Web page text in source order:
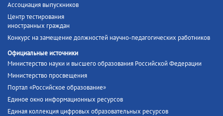
Ассоциация выпускников
Центр тестирования
иностранных граждан
Конкурс на замещение должностей научно-педагогических работников
Официальные источники
Министерство науки и высшего образования Российской Федерации
Министерство просвещения
Портал «Российское образование»
Единое окно информационных ресурсов
Единая коллекция цифровых образовательных ресурсов